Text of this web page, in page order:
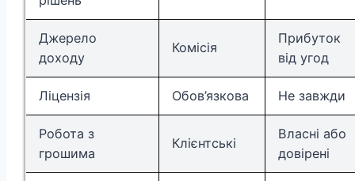
Джерело
доходу
Комісія
Прибуток
від угод
Ліцензія Обов’язкова Не завжди
Робота з
грошима
Клієнтські
Власні або
довірені